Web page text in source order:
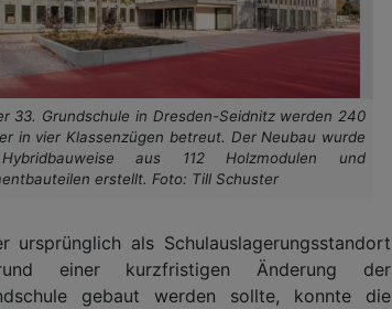
33. Grundschule in Dresden-Seidnitz werden 240
in vier Klassenzügen betreut. Der Neubau wurde
aus 112 Holzmodulen und
erstellt. Foto: Till Schuster
ursprünglich als Schulauslagerungsstandort
einer kurzfristigen Änderung der
gebaut werden sollte, konnte die